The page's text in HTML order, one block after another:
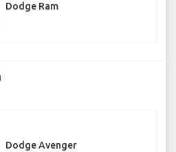
Dodge Ram
Dodge Avenger